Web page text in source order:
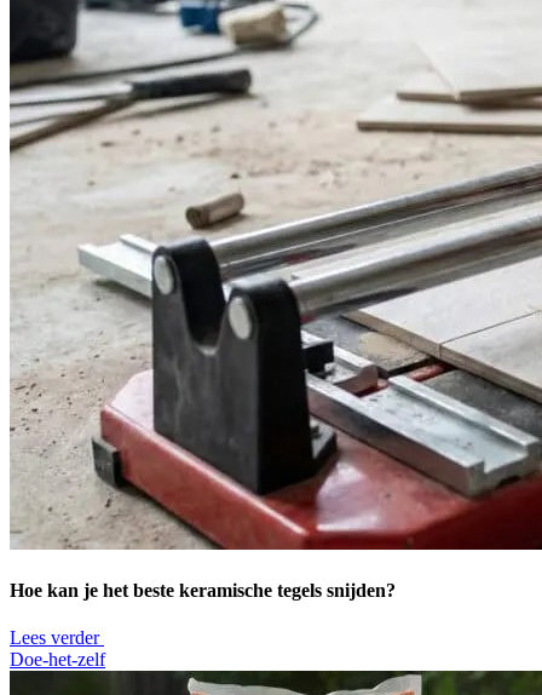
Hoe kan je het beste keramische tegels snijden?
Lees verder
Doe-het-zelf